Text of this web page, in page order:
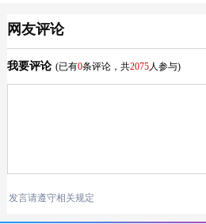
网友评论
我要评论 (已有0条评论，共2075人参与)
发言请遵守相关规定